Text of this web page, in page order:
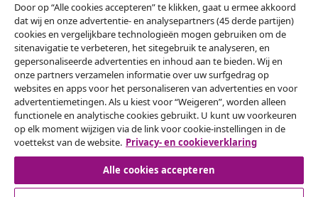
Klantenservice
Zakelijk
vidaXL
Ontdek meer
Door op “Alle cookies accepteren” te klikken, gaat u ermee akkoord
dat wij en onze advertentie- en analysepartners (45 derde partijen)
cookies en vergelijkbare technologieën mogen gebruiken om de
sitenavigatie te verbeteren, het sitegebruik te analyseren, en
gepersonaliseerde advertenties en inhoud aan te bieden. Wij en
onze partners verzamelen informatie over uw surfgedrag op
websites en apps voor het personaliseren van advertenties en voor
advertentiemetingen. Als u kiest voor “Weigeren”, worden alleen
functionele en analytische cookies gebruikt. U kunt uw voorkeuren
op elk moment wijzigen via de link voor cookie-instellingen in de
voettekst van de website. Privacy- en cookieverklaring
Alle cookies accepteren